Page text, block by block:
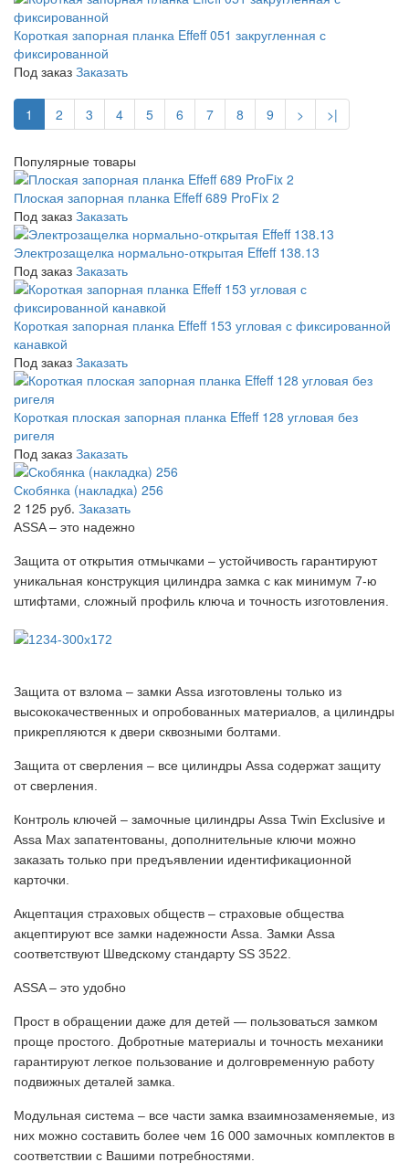
Короткая запорная планка Effeff 051 закругленная с
фиксированной
Под заказ Заказать
1 2 3 4 5 6 7 8 9 > >|
Популярные товары
Плоская запорная планка Effeff 689 ProFix 2
Под заказ Заказать
Электрозащелка нормально-открытая Effeff 138.13
Под заказ Заказать
Короткая запорная планка Effeff 153 угловая с фиксированной
канавкой
Под заказ Заказать
Короткая плоская запорная планка Effeff 128 угловая без
ригеля
Под заказ Заказать
Скобянка (накладка) 256
2 125 руб. Заказать
ASSA – это надежно
Защита от открытия отмычками – устойчивость гарантируют
уникальная конструкция цилиндра замка с как минимум 7-ю
штифтами, сложный профиль ключа и точность изготовления.
Защита от взлома – замки Assa изготовлены только из
высококачественных и опробованных материалов, а цилиндры
прикрепляются к двери сквозными болтами.
Защита от сверления – все цилиндры Assa содержат защиту
от сверления.
Контроль ключей – замочные цилиндры Assa Twin Exclusive и
Assa Max запатентованы, дополнительные ключи можно
заказать только при предъявлении идентификационной
карточки.
Акцептация страховых обществ – страховые общества
акцептируют все замки надежности Assa. Замки Assa
соответствуют Шведскому стандарту SS 3522.
ASSA – это удобно
Прост в обращении даже для детей — пользоваться замком
проще простого. Добротные материалы и точность механики
гарантируют легкое пользование и долговременную работу
подвижных деталей замка.
Модульная система – все части замка взаимнозаменяемые, из
них можно составить более чем 16 000 замочных комплектов в
соответствии с Вашими потребностями.